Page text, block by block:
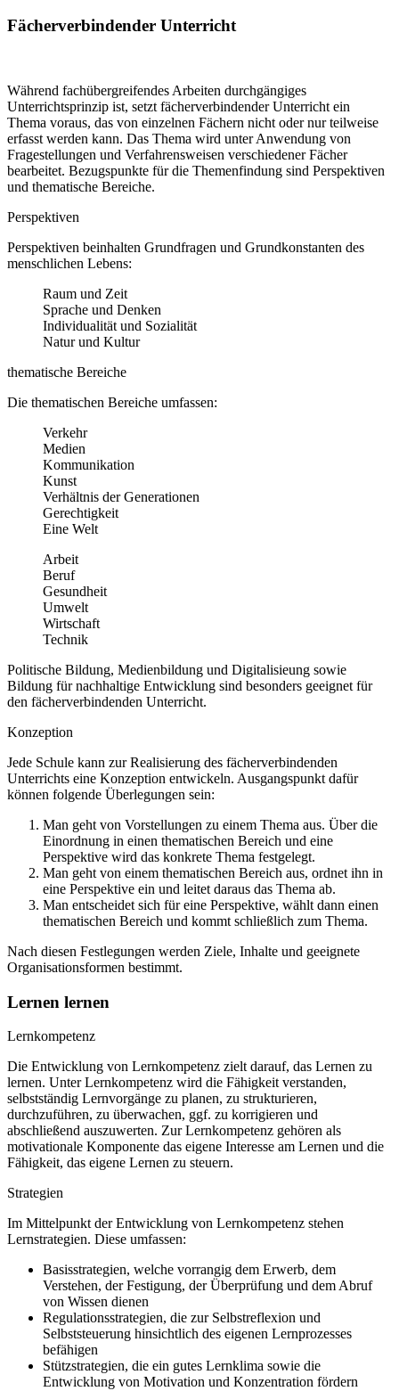
Fächerverbindender Unterricht
Während fachübergreifendes Arbeiten durchgängiges
Unterrichtsprinzip ist, setzt fächerverbindender Unterricht ein
Thema voraus, das von einzelnen Fächern nicht oder nur teilweise
erfasst werden kann. Das Thema wird unter Anwendung von
Fragestellungen und Verfahrensweisen verschiedener Fächer
bearbeitet. Bezugspunkte für die Themenfindung sind Perspektiven
und thematische Bereiche.
Perspektiven
Perspektiven beinhalten Grundfragen und Grundkonstanten des
menschlichen Lebens:
Raum und Zeit
Sprache und Denken
Individualität und Sozialität
Natur und Kultur
thematische Bereiche
Die thematischen Bereiche umfassen:
Verkehr
Medien
Kommunikation
Kunst
Verhältnis der Generationen
Gerechtigkeit
Eine Welt
Arbeit
Beruf
Gesundheit
Umwelt
Wirtschaft
Technik
Politische Bildung, Medienbildung und Digitalisieung sowie
Bildung für nachhaltige Entwicklung sind besonders geeignet für
den fächerverbindenden Unterricht.
Konzeption
Jede Schule kann zur Realisierung des fächerverbindenden
Unterrichts eine Konzeption entwickeln. Ausgangspunkt dafür
können folgende Überlegungen sein:
Man geht von Vorstellungen zu einem Thema aus. Über die
Einordnung in einen thematischen Bereich und eine
Perspektive wird das konkrete Thema festgelegt.
Man geht von einem thematischen Bereich aus, ordnet ihn in
eine Perspektive ein und leitet daraus das Thema ab.
Man entscheidet sich für eine Perspektive, wählt dann einen
thematischen Bereich und kommt schließlich zum Thema.
Nach diesen Festlegungen werden Ziele, Inhalte und geeignete
Organisationsformen bestimmt.
Lernen lernen
Lernkompetenz
Die Entwicklung von Lernkompetenz zielt darauf, das Lernen zu
lernen. Unter Lernkompetenz wird die Fähigkeit verstanden,
selbstständig Lernvorgänge zu planen, zu strukturieren,
durchzuführen, zu überwachen, ggf. zu korrigieren und
abschließend auszuwerten. Zur Lernkompetenz gehören als
motivationale Komponente das eigene Interesse am Lernen und die
Fähigkeit, das eigene Lernen zu steuern.
Strategien
Im Mittelpunkt der Entwicklung von Lernkompetenz stehen
Lernstrategien. Diese umfassen:
Basisstrategien, welche vorrangig dem Erwerb, dem
Verstehen, der Festigung, der Überprüfung und dem Abruf
von Wissen dienen
Regulationsstrategien, die zur Selbstreflexion und
Selbststeuerung hinsichtlich des eigenen Lernprozesses
befähigen
Stützstrategien, die ein gutes Lernklima sowie die
Entwicklung von Motivation und Konzentration fördern